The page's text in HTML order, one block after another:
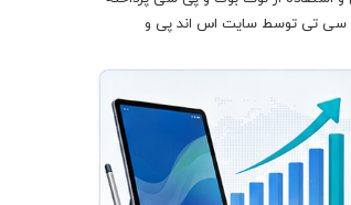
آی سی تی توسط سایت اس اند پی و